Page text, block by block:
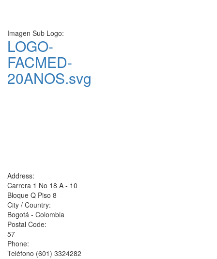
Imagen Sub Logo:
LOGO-
FACMED-
20ANOS.svg
Address:
Carrera 1 No 18 A - 10
Bloque Q Piso 8
City / Country:
Bogotá - Colombia
Postal Code:
57
Phone:
Teléfono (601) 3324282